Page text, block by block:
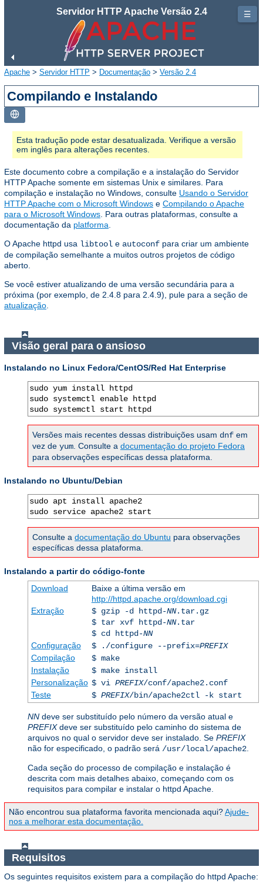
Servidor HTTP Apache Versão 2.4
Apache > Servidor HTTP > Documentação > Versão 2.4
Compilando e Instalando
Esta tradução pode estar desatualizada. Verifique a versão
em inglês para alterações recentes.
Este documento cobre a compilação e a instalação do Servidor
HTTP Apache somente em sistemas Unix e similares. Para
compilação e instalação no Windows, consulte Usando o Servidor
HTTP Apache com o Microsoft Windows e Compilando o Apache
para o Microsoft Windows . Para outras plataformas, consulte a
documentação da platforma
O Apache httpd usa libtool e autoconf para criar um ambiente
de compilação semelhante a muitos outros projetos de código
aberto.
Se você estiver atualizando de uma versão secundária para a
próxima (por exemplo, de 2.4.8 para 2.4.9), pule para a seção de
atualização
Visão geral para o ansioso
Instalando no Linux Fedora/CentOS/Red Hat Enterprise
sudo yum install httpd
sudo systemctl enable httpd
sudo systemctl start httpd
Versões mais recentes dessas distribuições usam dnf em
vez de yum . Consulte a documentação do projeto Fedora
para observações específicas dessa plataforma.
Instalando no Ubuntu/Debian
sudo apt install apache2
sudo service apache2 start
Consulte a documentação do Ubuntu para observações
específicas dessa plataforma.
Instalando a partir do código-fonte
Download
Baixe a última versão em
http://httpd.apache.org/download.cgi
Extração
$ gzip -d httpd-NN.tar.gz
$ tar xvf httpd-NN.tar
$ cd httpd-NN
Configuração
$ ./configure --prefix=PREFIX
Compilação
$ make
Instalação
$ make install
Personalização $ vi PREFIX/conf/apache2.conf
Teste
$ PREFIX/bin/apache2ctl -k start
NN deve ser substituído pelo número da versão atual e
PREFIXdeve ser substituído pelo caminho do sistema de
arquivos no qual o servidor deve ser instalado. Se PREFIX
não for especificado, o padrão será /usr/local/apache2
Cada seção do processo de compilação e instalação é
descrita com mais detalhes abaixo, começando com os
requisitos para compilar e instalar o httpd Apache.
Não encontrou sua plataforma favorita mencionada aqui?Ajude-
nos a melhorar esta documentação.
Requisitos
Os seguintes requisitos existem para a compilação do httpd Apache:
☰